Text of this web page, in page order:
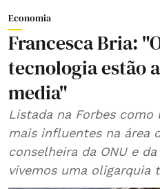
Economia
Francesca Bria:
tecnologia estão
media"
Listada na Forbes como
mais influentes na área
conselheira da ONU e
vivemos uma oligarquia